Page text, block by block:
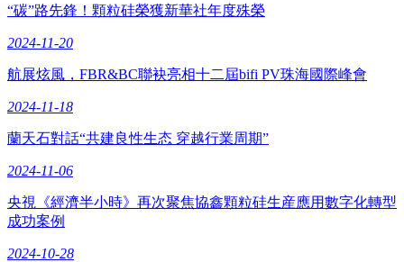
“碳”路先鋒！顆粒硅榮獲新華社年度殊榮
2024-11-20
航展炫風，FBR&BC聯袂亮相十二屆bifi PV珠海國際峰會
2024-11-18
蘭天石對話“共建良性生态 穿越行業周期”
2024-11-06
央視《經濟半小時》再次聚焦協鑫顆粒硅生産應用數字化轉型
成功案例
2024-10-28